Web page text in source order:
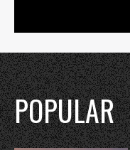
POPULAR